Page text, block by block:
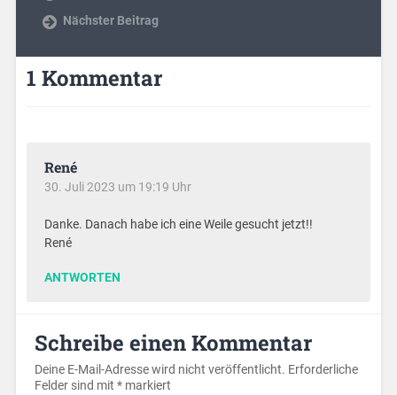
Nächster Beitrag
1 Kommentar
René
30. Juli 2023 um 19:19 Uhr
Danke. Danach habe ich eine Weile gesucht jetzt!!
René
ANTWORTEN
Schreibe einen Kommentar
Deine E-Mail-Adresse wird nicht veröffentlicht. Erforderliche
Felder sind mit *markiert